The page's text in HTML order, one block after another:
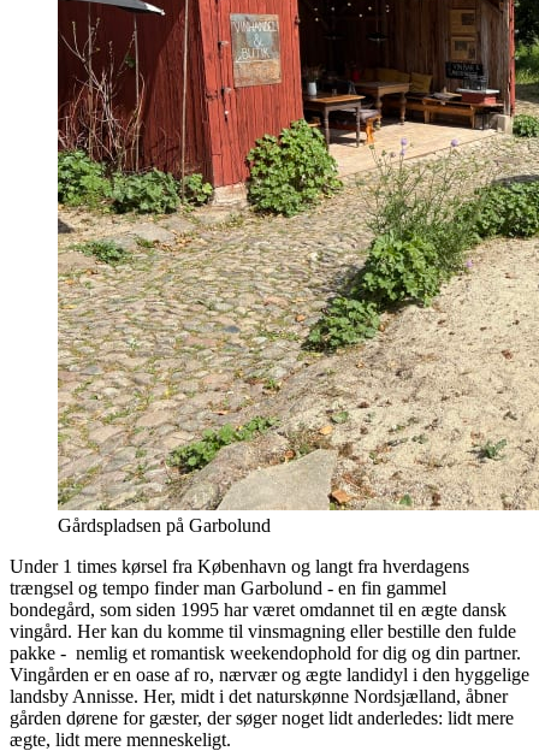
Gårdspladsen på Garbolund
Under 1 times kørsel fra København og langt fra hverdagens
trængsel og tempo finder man Garbolund - en fin gammel
bondegård, som siden 1995 har været omdannet til en ægte dansk
vingård. Her kan du komme til vinsmagning eller bestille den fulde
pakke - nemlig et romantisk weekendophold for dig og din partner.
Vingården er en oase af ro, nærvær og ægte landidyl i den hyggelige
landsby Annisse. Her, midt i det naturskønne Nordsjælland, åbner
gården dørene for gæster, der søger noget lidt anderledes: lidt mere
ægte, lidt mere menneskeligt.